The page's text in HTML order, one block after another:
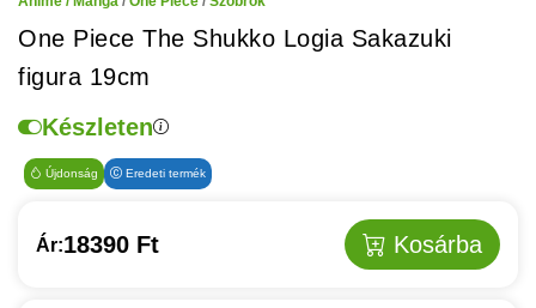
One Piece The Shukko Logia Sakazuki
figura 19cm
Készleten
Újdonság Eredeti termék
Ár:18390 Ft Kosárba